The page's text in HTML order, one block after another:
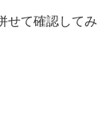
せて確認してみ